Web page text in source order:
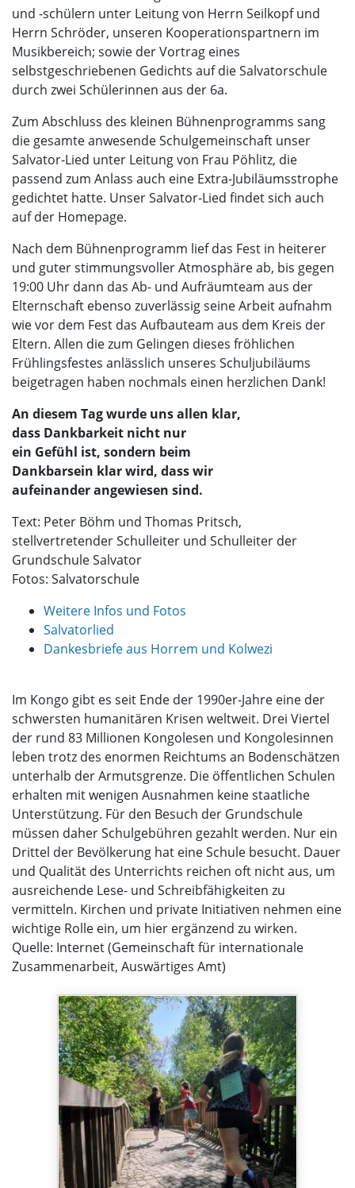
und -schülern unter Leitung von Herrn Seilkopf und
Herrn Schröder, unseren Kooperationspartnern im
Musikbereich; sowie der Vortrag eines
selbstgeschriebenen Gedichts auf die Salvatorschule
durch zwei Schülerinnen aus der 6a.
Zum Abschluss des kleinen Bühnenprogramms sang
die gesamte anwesende Schulgemeinschaft unser
Salvator-Lied unter Leitung von Frau Pöhlitz, die
passend zum Anlass auch eine Extra-Jubiläumsstrophe
gedichtet hatte. Unser Salvator-Lied findet sich auch
auf der Homepage.
Nach dem Bühnenprogramm lief das Fest in heiterer
und guter stimmungsvoller Atmosphäre ab, bis gegen
19:00 Uhr dann das Ab- und Aufräumteam aus der
Elternschaft ebenso zuverlässig seine Arbeit aufnahm
wie vor dem Fest das Aufbauteam aus dem Kreis der
Eltern. Allen die zum Gelingen dieses fröhlichen
Frühlingsfestes anlässlich unseres Schuljubiläums
beigetragen haben nochmals einen herzlichen Dank!
An diesem Tag wurde uns allen klar,
dass Dankbarkeit nicht nur
ein Gefühl ist, sondern beim
Dankbarsein klar wird, dass wir
aufeinander angewiesen sind.
Text: Peter Böhm und Thomas Pritsch,
stellvertretender Schulleiter und Schulleiter der
Grundschule Salvator
Fotos: Salvatorschule
Weitere Infos und Fotos
Salvatorlied
Dankesbriefe aus Horrem und Kolwezi
Im Kongo gibt es seit Ende der 1990er-Jahre eine der
schwersten humanitären Krisen weltweit. Drei Viertel
der rund 83 Millionen Kongolesen und Kongolesinnen
leben trotz des enormen Reichtums an Bodenschätzen
unterhalb der Armutsgrenze. Die öffentlichen Schulen
erhalten mit wenigen Ausnahmen keine staatliche
Unterstützung. Für den Besuch der Grundschule
müssen daher Schulgebühren gezahlt werden. Nur ein
Drittel der Bevölkerung hat eine Schule besucht. Dauer
und Qualität des Unterrichts reichen oft nicht aus, um
ausreichende Lese- und Schreibfähigkeiten zu
vermitteln. Kirchen und private Initiativen nehmen eine
wichtige Rolle ein, um hier ergänzend zu wirken.
Quelle: Internet (Gemeinschaft für internationale
Zusammenarbeit, Auswärtiges Amt)